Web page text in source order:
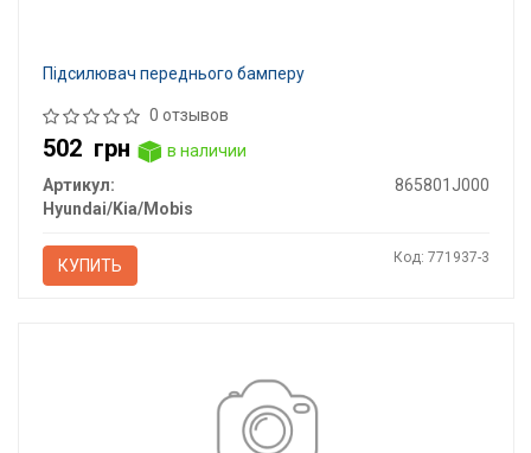
Пiдсилювач переднього бамперу
0 отзывов
502 грн
в наличии
Артикул:
865801J000
Hyundai/Kia/Mobis
КУПИТЬ Код: 771937-3